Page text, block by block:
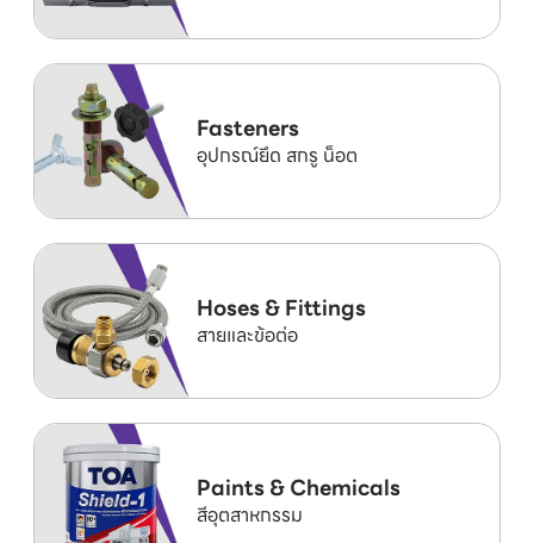
Fasteners
อุปกรณ์ยึด สกรู น็อต
Hoses & Fittings
สายและข้อต่อ
Paints & Chemicals
สีอุตสาหกรรม